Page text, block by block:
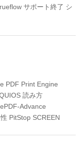
サポート終了 シ
PDF Print Engine
読み方
Advance
PitStop SCREEN